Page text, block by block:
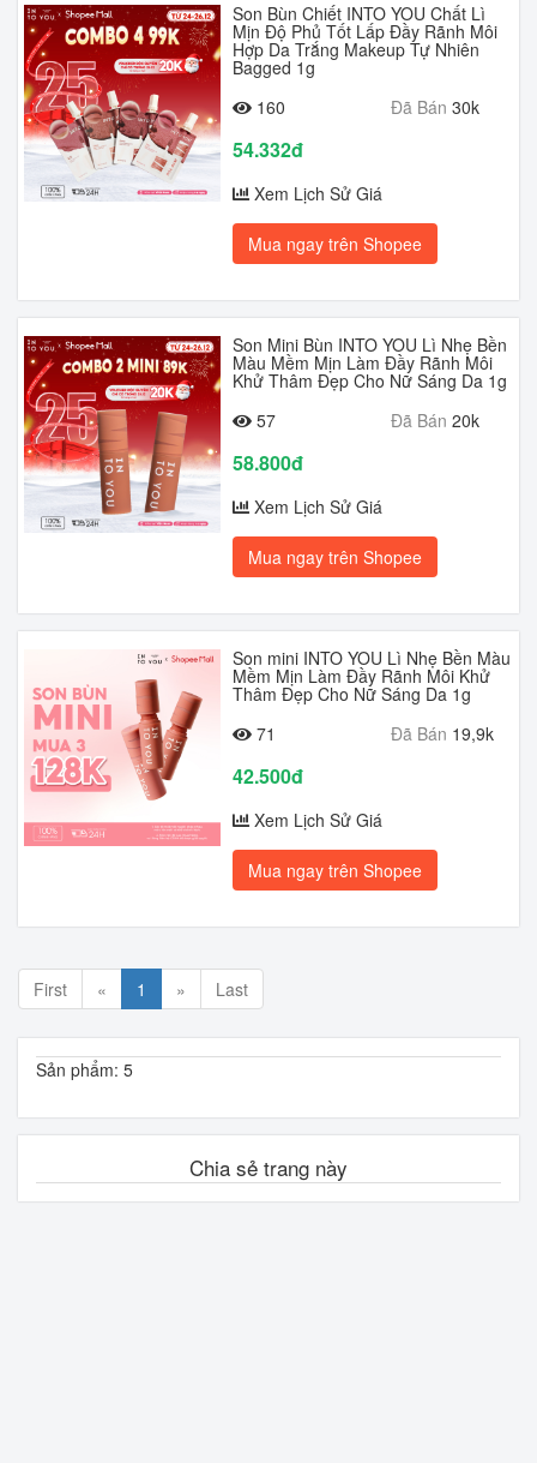
Son Bùn Chiết INTO YOU Chất Lì
Mịn Độ Phủ Tốt Lấp Đầy Rãnh Môi
Hợp Da Trắng Makeup Tự Nhiên
Bagged 1g
160
Đã Bán 30k
54.332đ
Xem Lịch Sử Giá
Mua ngay trên Shopee
Son Mini Bùn INTO YOU Lì Nhẹ Bền
Màu Mềm Mịn Làm Đầy Rãnh Môi
Khử Thâm Đẹp Cho Nữ Sáng Da 1g
57
Đã Bán 20k
58.800đ
Xem Lịch Sử Giá
Mua ngay trên Shopee
Son mini INTO YOU Lì Nhẹ Bền Màu
Mềm Mịn Làm Đầy Rãnh Môi Khử
Thâm Đẹp Cho Nữ Sáng Da 1g
71
Đã Bán 19,9k
42.500đ
Xem Lịch Sử Giá
Mua ngay trên Shopee
First « 1 » Last
Sản phẩm: 5
Chia sẻ trang này